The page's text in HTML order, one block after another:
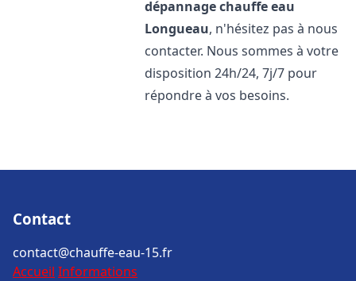
dépannage chauffe eau
Longueau, n'hésitez pas à nous
contacter. Nous sommes à votre
disposition 24h/24, 7j/7 pour
répondre à vos besoins.
Contact
contact@chauffe-eau-15.fr
Accueil Informations